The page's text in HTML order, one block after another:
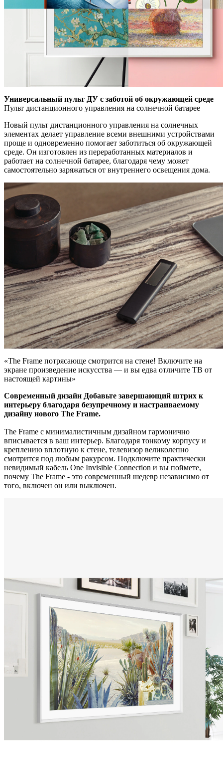
Универсальный пульт ДУ с заботой об окружающей среде
Пульт дистанционного управления на солнечной батарее
Новый пульт дистанционного управления на солнечных
элементах делает управление всеми внешними устройствами
проще и одновременно помогает заботиться об окружающей
среде. Он изготовлен из переработанных материалов и
работает на солнечной батарее, благодаря чему может
самостоятельно заряжаться от внутреннего освещения дома.
«The Frame потрясающе смотрится на стене! Включите на
экране произведение искусства — и вы едва отличите ТВ от
настоящей картины»
Современный дизайн Добавьте завершающий штрих к
интерьеру благодаря безупречному и настраиваемому
дизайну нового The Frame.
The Frame с минималистичным дизайном гармонично
вписывается в ваш интерьер. Благодаря тонкому корпусу и
креплению вплотную к стене, телевизор великолепно
смотрится под любым ракурсом. Подключите практически
невидимый кабель One Invisible Connection и вы поймете,
почему The Frame - это современный шедевр независимо от
того, включен он или выключен.